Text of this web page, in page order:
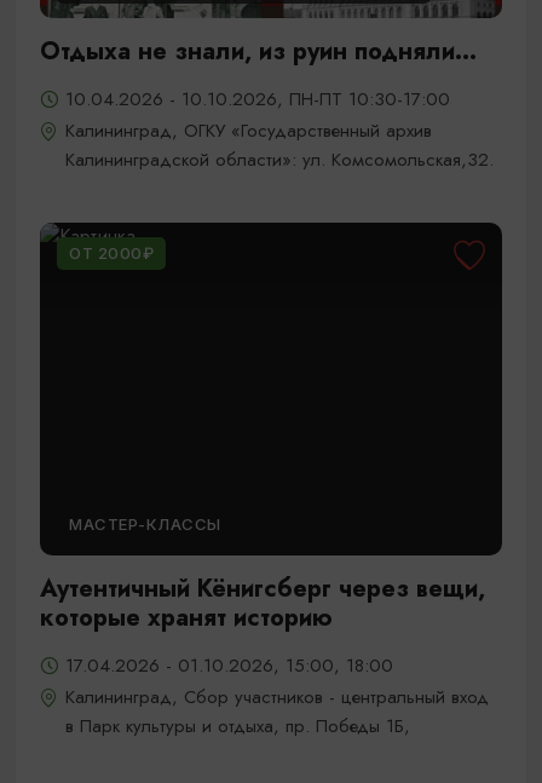
Отдыха не знали, из руин подняли...
10.04.2026 - 10.10.2026, ПН-ПТ 10:30-17:00
Калининград, ОГКУ «Государственный архив
Калининградской области»: ул. Комсомольская,32.
ОТ 2000₽
МАСТЕР-КЛАССЫ
Аутентичный Кёнигсберг через вещи,
которые хранят историю
17.04.2026 - 01.10.2026, 15:00, 18:00
Калининград, Сбор участников - центральный вход
в Парк культуры и отдыха, пр. Победы 1Б,